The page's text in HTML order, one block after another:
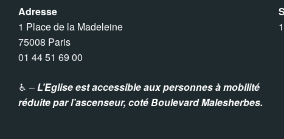
g
a
t
Adresse
1 Place de la Madeleine
75008 Paris
01 44 51 69 00
♿︎ –L’Eglise est accessible aux personnes à mobilité
réduite par l’ascenseur, coté Boulevard Malesherbes.